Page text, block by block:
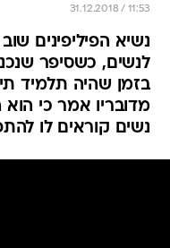
31.12.2018 / 11:53
נשיא הפיליפינים
לנשים, כשסיפר
בזמן שהיה תלמיד
מדובריו אמר כי הוא
נשים קוראים לו